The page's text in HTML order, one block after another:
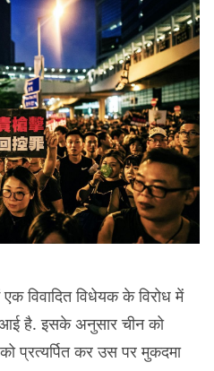
विवादित विधेयक के विरोध में
है. इसके अनुसार चीन को
प्रत्यर्पित कर उस पर मुकदमा